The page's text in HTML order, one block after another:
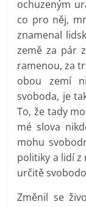
ochuzeným
co pro něj,
znamenal
země za pár
ramenou, za
obou zemí
svoboda, je
To, že tady
mé slova
mohu
politiky a lidí
určitě
Změnil se